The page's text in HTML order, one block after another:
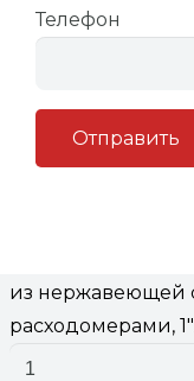
Телефон
со
из нержавеющей
расходомерами,